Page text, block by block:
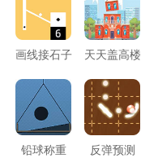
画线接石子 天天盖高楼
铅球称重 反弹预测